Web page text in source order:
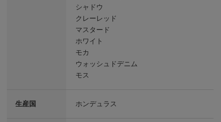
シャドウ
クレーレッド
マスタード
ホワイト
モカ
ウォッシュドデニム
モス
生産国 ホンデュラス